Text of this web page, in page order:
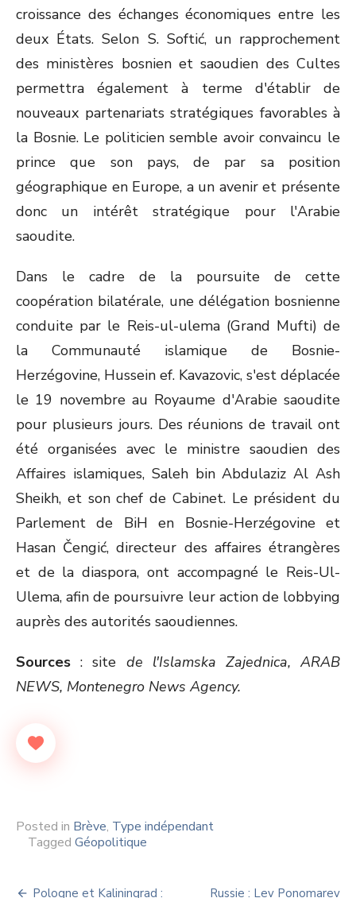
croissance des échanges économiques entre les
deux États. Selon S. Softić, un rapprochement
des ministères bosnien et saoudien des Cultes
permettra également à terme d'établir de
nouveaux partenariats stratégiques favorables à
la Bosnie. Le politicien semble avoir convaincu le
prince que son pays, de par sa position
géographique en Europe, a un avenir et présente
donc un intérêt stratégique pour l'Arabie
saoudite.
Dans le cadre de la poursuite de cette
coopération bilatérale, une délégation bosnienne
conduite par le Reis-ul-ulema (Grand Mufti) de
la Communauté islamique de Bosnie-
Herzégovine, Hussein ef. Kavazovic, s'est déplacée
le 19 novembre au Royaume d'Arabie saoudite
pour plusieurs jours. Des réunions de travail ont
été organisées avec le ministre saoudien des
Affaires islamiques, Saleh bin Abdulaziz Al Ash
Sheikh, et son chef de Cabinet. Le président du
Parlement de BiH en Bosnie-Herzégovine et
Hasan Čengić, directeur des affaires étrangères
et de la diaspora, ont accompagné le Reis-Ul-
Ulema, afin de poursuivre leur action de lobbying
auprès des autorités saoudiennes.
Sources : site de l'Islamska Zajednica, ARAB
NEWS, Montenegro News Agency.
Posted in Brève, Type indépendant
Tagged Géopolitique
Pologne et Kaliningrad :
Russie : Lev Ponomarev